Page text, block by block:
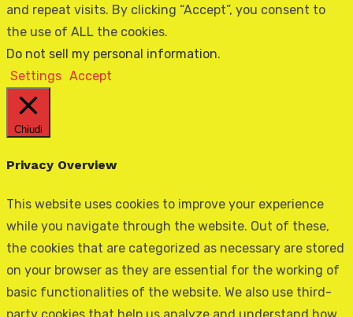
and repeat visits. By clicking “Accept”, you consent to
the use of ALL the cookies.
Do not sell my personal information.
Settings Accept
Chiudi
Privacy Overview
This website uses cookies to improve your experience
while you navigate through the website. Out of these,
the cookies that are categorized as necessary are stored
on your browser as they are essential for the working of
basic functionalities of the website. We also use third-
party cookies that help us analyze and understand how